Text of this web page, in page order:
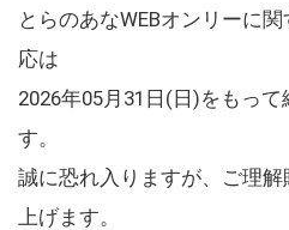
とらのあなWEBオンリーに
応は
2026年05月31日(日)をもっ
す。
誠に恐れ入りますが、ご理
上げます。